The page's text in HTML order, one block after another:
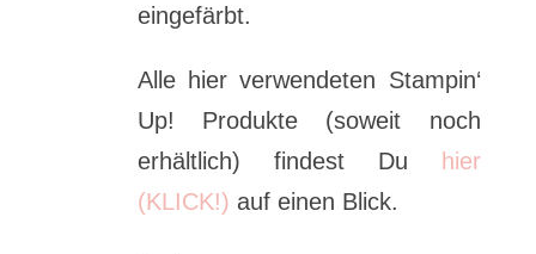
eingefärbt.
Alle hier verwendeten Stampin‘
Up! Produkte (soweit noch
erhältlich) findest Du
hier
(KLICK!) auf einen Blick.